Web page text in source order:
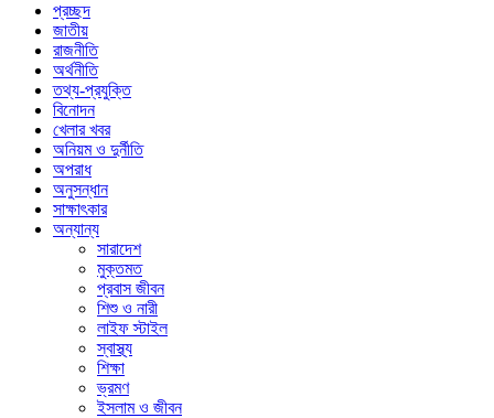
প্রচ্ছদ
জাতীয়
রাজনীতি
অর্থনীতি
তথ্য-প্রযুক্তি
বিনোদন
খেলার খবর
অনিয়ম ও দুর্নীতি
অপরাধ
অনুসন্ধান
সাক্ষাৎকার
অন্যান্য
সারাদেশ
মুক্তমত
প্রবাস জীবন
শিশু ও নারী
লাইফ স্টাইল
স্বাস্থ্য
শিক্ষা
ভ্রমণ
ইসলাম ও জীবন